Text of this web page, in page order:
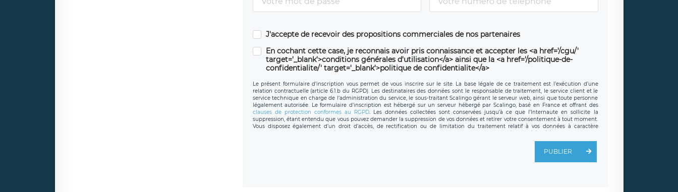
J'accepte de recevoir des propositions commerciales de nos partenaires
En cochant cette case, je reconnais avoir pris connaissance et accepter les <a href='/cgu/'
target='_blank'>conditions générales d'utilisation</a> ainsi que la <a href='/politique-de-
confidentialite/' target='_blank'>politique de confidentialite</a>
Le présent formulaire d’inscription vous permet de vous inscrire sur le site. La base légale de ce traitement est l’exécution d’une
relation contractuelle (article 6.1.b du RGPD). Les destinataires des données sont le responsable de traitement, le service client et le
service technique en charge de l’administration du service, le sous-traitant Scalingo gérant le serveur web, ainsi que toute personne
légalement autorisée. Le formulaire d’inscription est hébergé sur un serveur hébergé par Scalingo, basé en France et offrant des
clauses de protection conformes au RGPD. Les données collectées sont conservées jusqu’à ce que l’Internaute en sollicite la
suppression, étant entendu que vous pouvez demander la suppression de vos données et retirer votre consentement à tout moment.
Vous disposez également d’un droit d’accès, de rectification ou de limitation du traitement relatif à vos données à caractère
personnel, ainsi que d’un droit à la portabilité de vos données. Vous pouvez exercer ces droits auprès du délégué à la protection des
données de LÉGAVOX qui exerce au siège social de LÉGAVOX et est joignable à l’adresse mail suivante :
donneespersonnelles@legavox.fr. Le responsable de traitement est la société LÉGAVOX, sis 9 rue Léopold Sédar Senghor, joignable à
l’adresse mail : responsabledetraitement@legavox.fr. Vous avez également le droit d’introduire une réclamation auprès d’une autorité
PUBLIER